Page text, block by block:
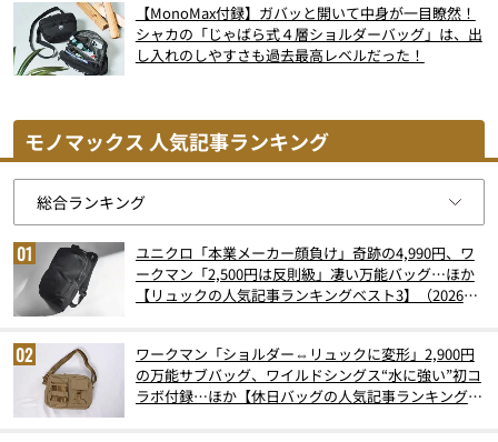
【MonoMax付録】ガバッと開いて中身が一目瞭然！
シャカの「じゃばら式４層ショルダーバッグ」は、出
し入れのしやすさも過去最高レベルだった！
モノマックス 人気記事ランキング
ユニクロ「本業メーカー顔負け」奇跡の4,990円、ワ
ークマン「2,500円は反則級」凄い万能バッグ…ほか
【リュックの人気記事ランキングベスト3】（2026年
ワークマン「ショルダー⇔リュックに変形」2,900円
の万能サブバッグ、ワイルドシングス“水に強い”初コ
ラボ付録…ほか【休日バッグの人気記事ランキングベ